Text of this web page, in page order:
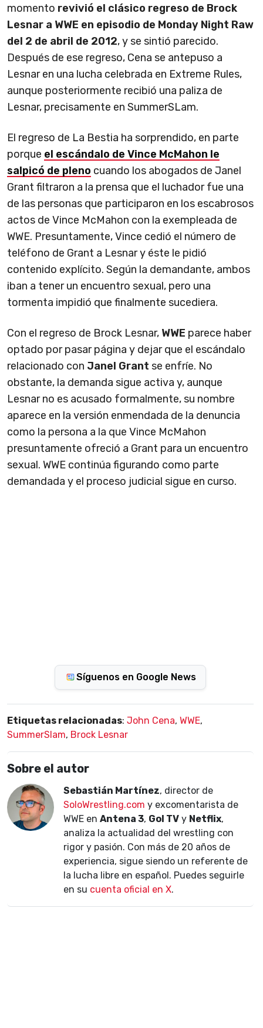
momento revivió el clásico regreso de Brock
Lesnar a WWE en episodio de Monday Night Raw
del 2 de abril de 2012, y se sintió parecido.
Después de ese regreso, Cena se antepuso a
Lesnar en una lucha celebrada en Extreme Rules,
aunque posteriormente recibió una paliza de
Lesnar, precisamente en SummerSLam.
El regreso de La Bestia ha sorprendido, en parte
porque el escándalo de Vince McMahon le
salpicó de pleno cuando los abogados de Janel
Grant filtraron a la prensa que el luchador fue una
de las personas que participaron en los escabrosos
actos de Vince McMahon con la exempleada de
WWE. Presuntamente, Vince cedió el número de
teléfono de Grant a Lesnar y éste le pidió
contenido explícito. Según la demandante, ambos
iban a tener un encuentro sexual, pero una
tormenta impidió que finalmente sucediera.
Con el regreso de Brock Lesnar, WWE parece haber
optado por pasar página y dejar que el escándalo
relacionado con Janel Grant se enfríe. No
obstante, la demanda sigue activa y, aunque
Lesnar no es acusado formalmente, su nombre
aparece en la versión enmendada de la denuncia
como la persona a la que Vince McMahon
presuntamente ofreció a Grant para un encuentro
sexual. WWE continúa figurando como parte
demandada y el proceso judicial sigue en curso.
Síguenos en Google News
Etiquetas relacionadas: John Cena, WWE,
SummerSlam, Brock Lesnar
Sobre el autor
Sebastián Martínez, director de
SoloWrestling.com y excomentarista de
WWE en Antena 3, Gol TV y Netflix,
analiza la actualidad del wrestling con
rigor y pasión. Con más de 20 años de
experiencia, sigue siendo un referente de
la lucha libre en español. Puedes seguirle
en su cuenta oficial en X.